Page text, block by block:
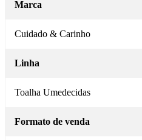
Marca
Cuidado & Carinho
Linha
Toalha Umedecidas
Formato de venda